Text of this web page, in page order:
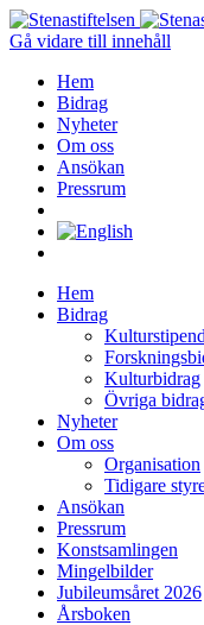
Gå vidare till innehåll
Hem
Bidrag
Nyheter
Om oss
Ansökan
Pressrum
Hem
Bidrag
Kulturbidrag
Övriga
Nyheter
Om oss
Organisation
Tidigare
Ansökan
Pressrum
Konstsamlingen
Mingelbilder
Jubileumsåret 2026
Årsboken